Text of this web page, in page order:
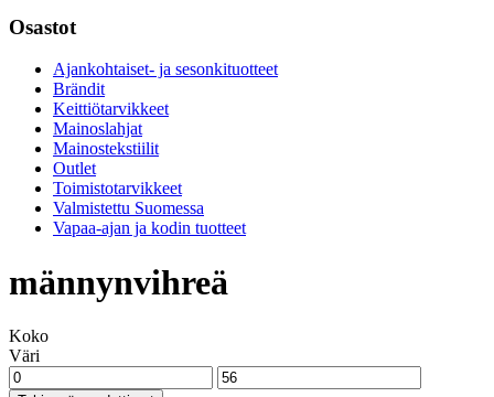
Osastot
Ajankohtaiset- ja sesonkituotteet
Brändit
Keittiötarvikkeet
Mainoslahjat
Mainostekstiilit
Outlet
Toimistotarvikkeet
Valmistettu Suomessa
Vapaa-ajan ja kodin tuotteet
männynvihreä
Koko
Väri